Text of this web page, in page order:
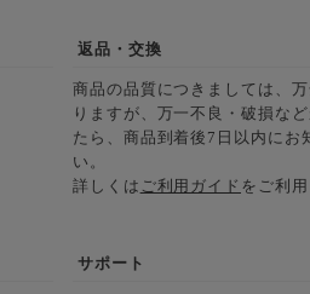
返品・交換
商品の品質につきましては、
りますが、万一不良・破損な
たら、商品到着後7日以内にお
い。
詳しくは ご利用ガイド をご利用
サポート